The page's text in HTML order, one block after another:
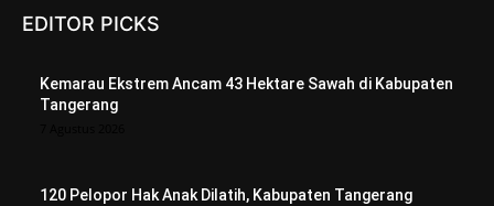
EDITOR PICKS
Kemarau Ekstrem Ancam 43 Hektare Sawah di Kabupaten
Tangerang
120 Pelopor Hak Anak Dilatih, Kabupaten Tangerang